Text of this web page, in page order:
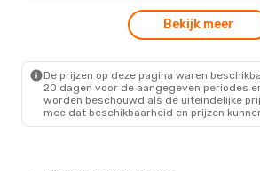
Bekijk meer
De prijzen op deze pagina waren
20 dagen voor de aangegeven periodes
worden beschouwd als de uiteindelijke
mee dat beschikbaarheid en prijzen